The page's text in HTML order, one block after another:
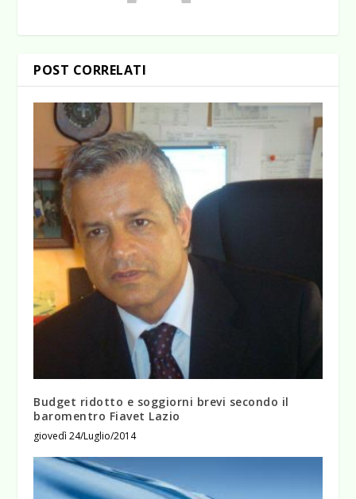
POST CORRELATI
Budget ridotto e soggiorni brevi secondo il
baromentro Fiavet Lazio
giovedì 24/Luglio/2014